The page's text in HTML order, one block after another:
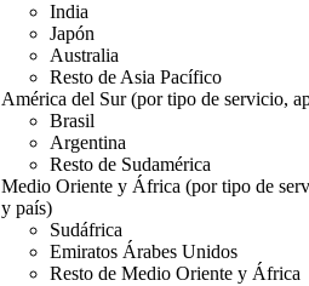
India
Japón
Australia
Resto de Asia Pacífico
América del Sur (por tipo de servicio,
Brasil
Argentina
Resto de Sudamérica
Medio Oriente y África (por tipo de
y país)
Sudáfrica
Emiratos Árabes Unidos
Resto de Medio Oriente y África